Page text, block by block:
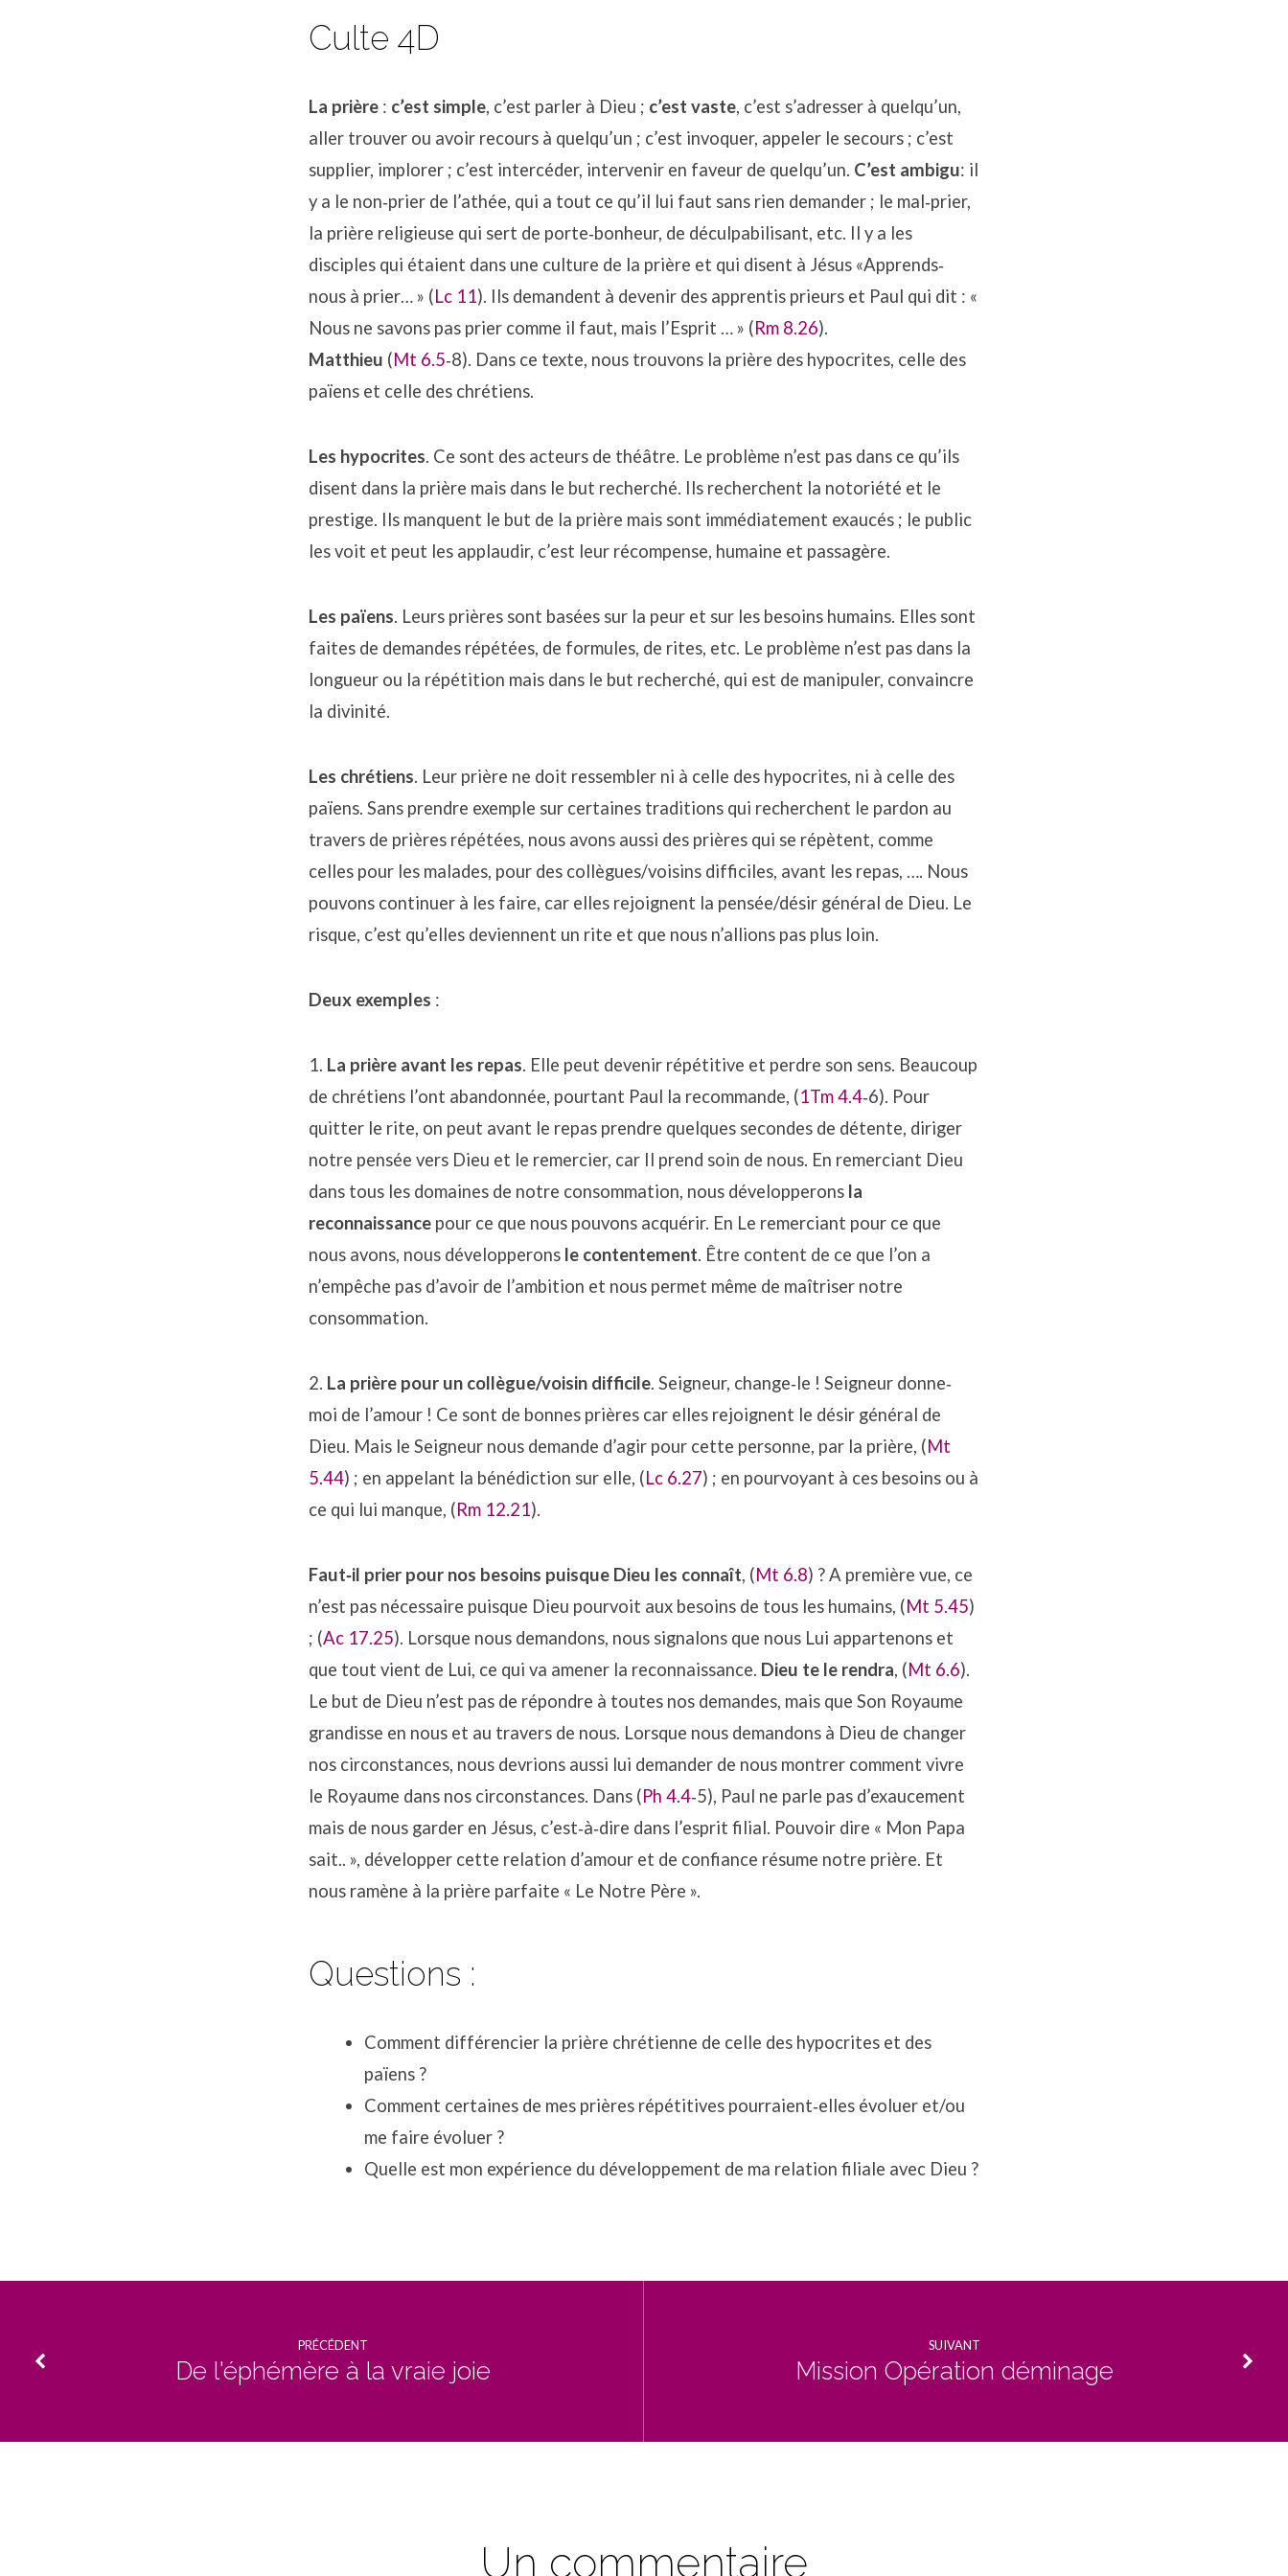
Culte 4D
La prière : c’est simple, c’est parler à Dieu ; c’est vaste, c’est s’adresser à quelqu’un,
aller trouver ou avoir recours à quelqu’un ; c’est invoquer, appeler le secours ; c’est
supplier, implorer ; c’est intercéder, intervenir en faveur de quelqu’un. C’est ambigu: il
y a le non‐prier de l’athée, qui a tout ce qu’il lui faut sans rien demander ; le mal‐prier,
la prière religieuse qui sert de porte‐bonheur, de déculpabilisant, etc. Il y a les
disciples qui étaient dans une culture de la prière et qui disent à Jésus «Apprends‐
nous à prier… » (Lc 11). Ils demandent à devenir des apprentis prieurs et Paul qui dit : «
Nous ne savons pas prier comme il faut, mais l’Esprit … » (Rm 8.26).
Matthieu (Mt 6.5‐8). Dans ce texte, nous trouvons la prière des hypocrites, celle des
païens et celle des chrétiens.
Les hypocrites. Ce sont des acteurs de théâtre. Le problème n’est pas dans ce qu’ils
disent dans la prière mais dans le but recherché. Ils recherchent la notoriété et le
prestige. Ils manquent le but de la prière mais sont immédiatement exaucés ; le public
les voit et peut les applaudir, c’est leur récompense, humaine et passagère.
Les païens. Leurs prières sont basées sur la peur et sur les besoins humains. Elles sont
faites de demandes répétées, de formules, de rites, etc. Le problème n’est pas dans la
longueur ou la répétition mais dans le but recherché, qui est de manipuler, convaincre
la divinité.
Les chrétiens. Leur prière ne doit ressembler ni à celle des hypocrites, ni à celle des
païens. Sans prendre exemple sur certaines traditions qui recherchent le pardon au
travers de prières répétées, nous avons aussi des prières qui se répètent, comme
celles pour les malades, pour des collègues/voisins difficiles, avant les repas, …. Nous
pouvons continuer à les faire, car elles rejoignent la pensée/désir général de Dieu. Le
risque, c’est qu’elles deviennent un rite et que nous n’allions pas plus loin.
Deux exemples :
1. La prière avant les repas. Elle peut devenir répétitive et perdre son sens. Beaucoup
de chrétiens l’ont abandonnée, pourtant Paul la recommande, (1Tm 4.4‐6). Pour
quitter le rite, on peut avant le repas prendre quelques secondes de détente, diriger
notre pensée vers Dieu et le remercier, car Il prend soin de nous. En remerciant Dieu
dans tous les domaines de notre consommation, nous développerons la
reconnaissance pour ce que nous pouvons acquérir. En Le remerciant pour ce que
nous avons, nous développerons le contentement. Être content de ce que l’on a
n’empêche pas d’avoir de l’ambition et nous permet même de maîtriser notre
consommation.
2. La prière pour un collègue/voisin difficile. Seigneur, change‐le ! Seigneur donne‐
moi de l’amour ! Ce sont de bonnes prières car elles rejoignent le désir général de
Dieu. Mais le Seigneur nous demande d’agir pour cette personne, par la prière, (Mt
5.44) ; en appelant la bénédiction sur elle, (Lc 6.27) ; en pourvoyant à ces besoins ou à
ce qui lui manque, (Rm 12.21).
Faut‐il prier pour nos besoins puisque Dieu les connaît, (Mt 6.8) ? A première vue, ce
n’est pas nécessaire puisque Dieu pourvoit aux besoins de tous les humains, (Mt 5.45)
; (Ac 17.25). Lorsque nous demandons, nous signalons que nous Lui appartenons et
que tout vient de Lui, ce qui va amener la reconnaissance. Dieu te le rendra, (Mt 6.6).
Le but de Dieu n’est pas de répondre à toutes nos demandes, mais que Son Royaume
grandisse en nous et au travers de nous. Lorsque nous demandons à Dieu de changer
nos circonstances, nous devrions aussi lui demander de nous montrer comment vivre
le Royaume dans nos circonstances. Dans (Ph 4.4‐5), Paul ne parle pas d’exaucement
mais de nous garder en Jésus, c’est‐à‐dire dans l’esprit filial. Pouvoir dire « Mon Papa
sait.. », développer cette relation d’amour et de confiance résume notre prière. Et
nous ramène à la prière parfaite « Le Notre Père ».
Questions :
Comment différencier la prière chrétienne de celle des hypocrites et des
païens ?
Comment certaines de mes prières répétitives pourraient‐elles évoluer et/ou
me faire évoluer ?
Quelle est mon expérience du développement de ma relation filiale avec Dieu ?
PRÉCÉDENT
De l'éphémère à la vraie joie
SUIVANT
Mission Opération déminage
Un commentaire